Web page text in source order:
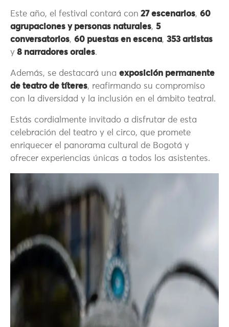
Este año, el festival contará con 27 escenarios, 60
agrupaciones y personas naturales, 5
conversatorios, 60 puestas en escena, 353 artistas
y 8 narradores orales.
Además, se destacará una exposición permanente
de teatro de títeres, reafirmando su compromiso
con la diversidad y la inclusión en el ámbito teatral.
Estás cordialmente invitado a disfrutar de esta
celebración del teatro y el circo, que promete
enriquecer el panorama cultural de Bogotá y
ofrecer experiencias únicas a todos los asistentes.